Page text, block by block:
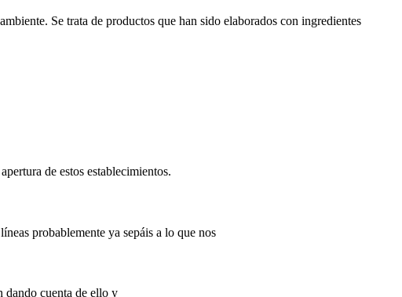
Se trata de productos que han sido elaborados con ingredientes
de estos establecimientos.
probablemente ya sepáis a lo que nos
dando cuenta de ello y